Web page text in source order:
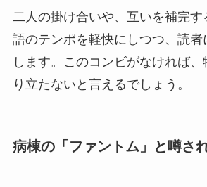
二人の掛け合いや、互いを補完
語のテンポを軽快にしつつ、読
します。このコンビがなければ
り立たないと言えるでしょう。
病棟の「ファントム」と噂さ